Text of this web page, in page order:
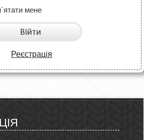
мене
Війти
Реєстрація